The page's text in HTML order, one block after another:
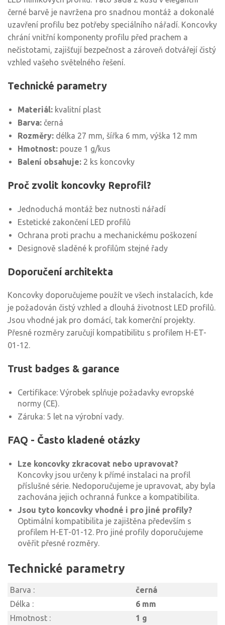
černé barvě je navržena pro snadnou montáž a dokonalé
uzavření profilu bez potřeby speciálního nářadí. Koncovky
chrání vnitřní komponenty profilu před prachem a
nečistotami, zajišťují bezpečnost a zároveň dotvářejí čistý
vzhled vašeho světelného řešení.
Technické parametry
Materiál: kvalitní plast
Barva: černá
Rozměry: délka 27 mm, šířka 6 mm, výška 12 mm
Hmotnost: pouze 1 g/kus
Balení obsahuje: 2 ks koncovky
Proč zvolit koncovky Reprofil?
Jednoduchá montáž bez nutnosti nářadí
Estetické zakončení LED profilů
Ochrana proti prachu a mechanickému poškození
Designově sladěné k profilům stejné řady
Doporučení architekta
Koncovky doporučujeme použít ve všech instalacích, kde
je požadován čistý vzhled a dlouhá životnost LED profilů.
Jsou vhodné jak pro domácí, tak komerční projekty.
Přesné rozměry zaručují kompatibilitu s profilem H-ET-
01-12.
Trust badges & garance
Certifikace: Výrobek splňuje požadavky evropské
normy (CE).
Záruka: 5 let na výrobní vady.
FAQ - Často kladené otázky
Lze koncovky zkracovat nebo upravovat?
Koncovky jsou určeny k přímé instalaci na profil
příslušné série. Nedoporučujeme je upravovat, aby byla
zachována jejich ochranná funkce a kompatibilita.
Jsou tyto koncovky vhodné i pro jiné profily?
Optimální kompatibilita je zajištěna především s
profilem H-ET-01-12. Pro jiné profily doporučujeme
ověřit přesné rozměry.
Technické parametry
Barva :
černá
Délka :
6 mm
Hmotnost :
1 g